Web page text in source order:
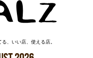
、いい店、使える店。